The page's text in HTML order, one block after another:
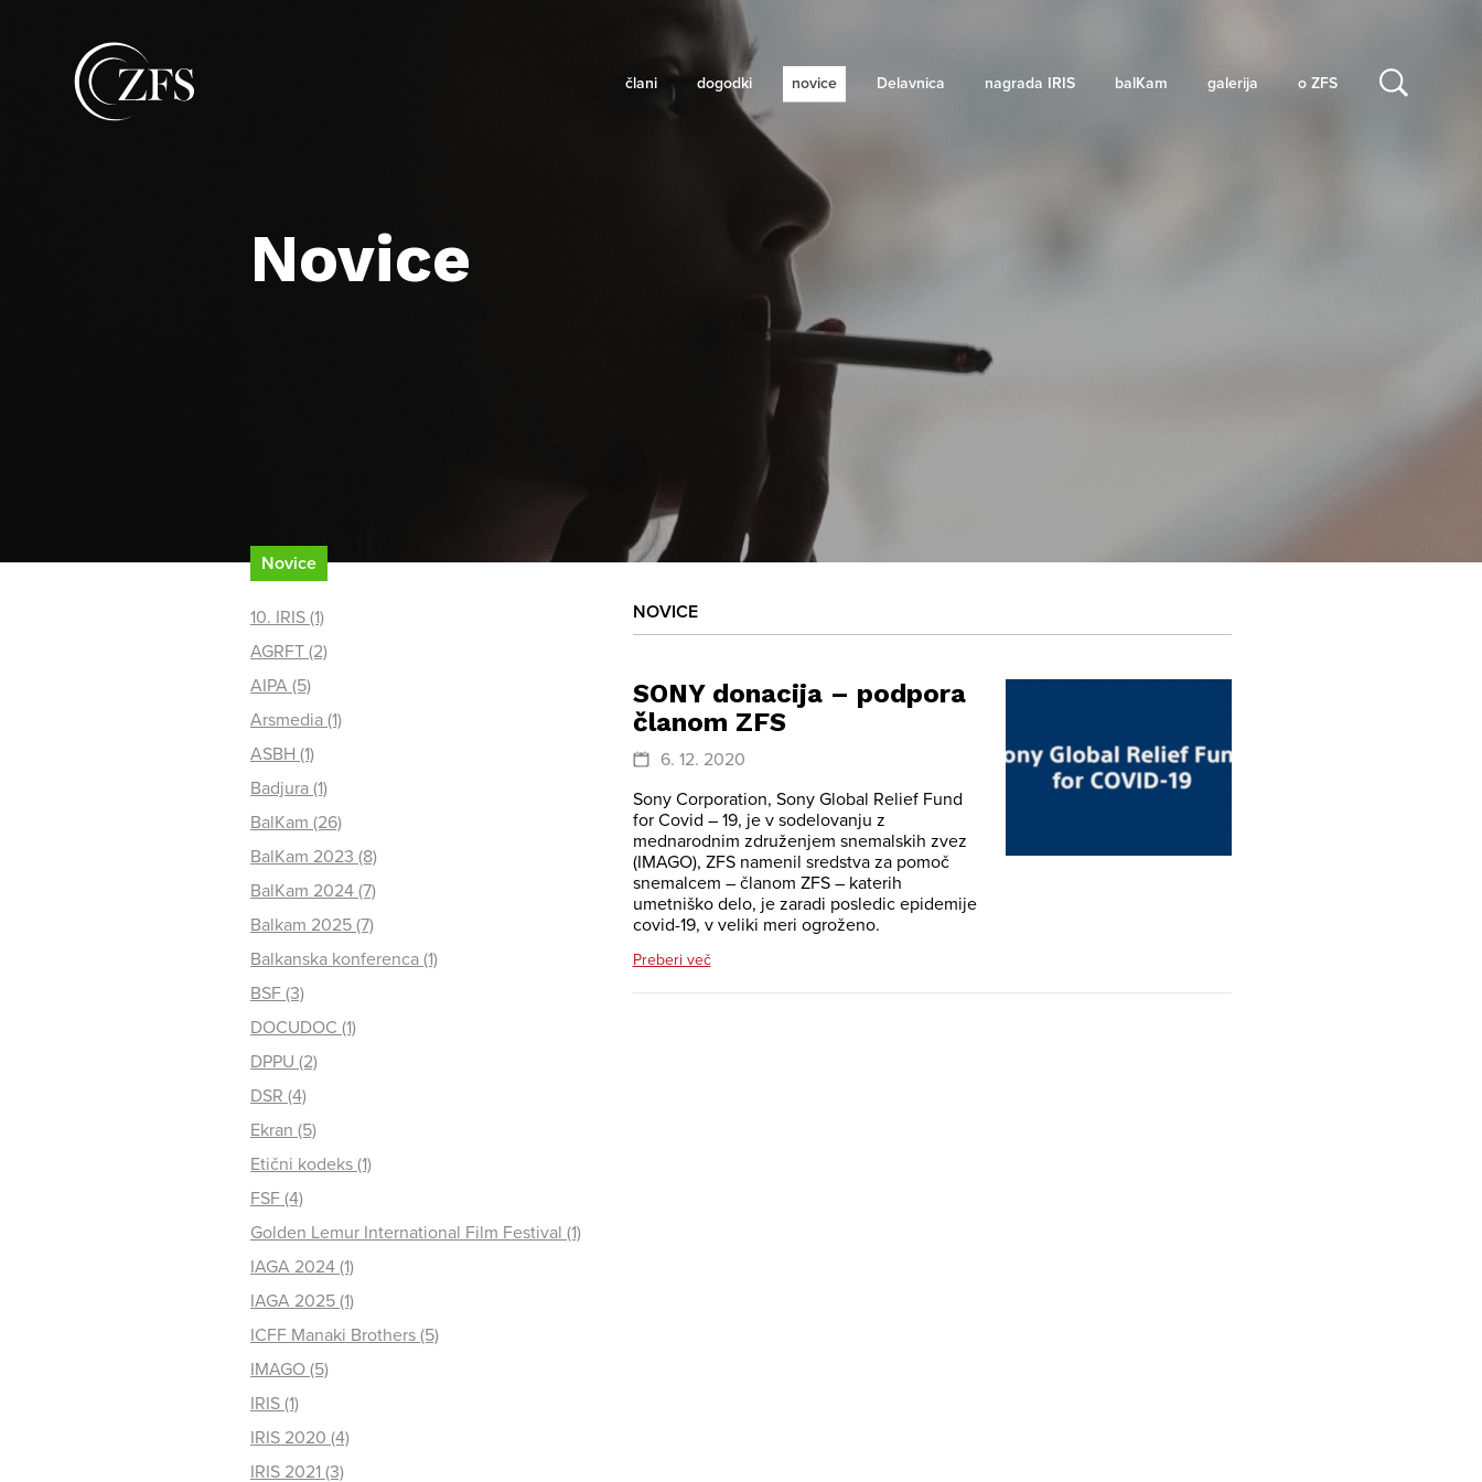
člani dogodki novice Delavnica nagrada IRIS balKam galerija o ZFS
Novice
Novice
10. IRIS (1)
AGRFT (2)
AIPA (5)
Arsmedia (1)
ASBH (1)
Badjura (1)
BalKam (26)
BalKam 2023 (8)
BalKam 2024 (7)
Balkam 2025 (7)
Balkanska konferenca (1)
BSF (3)
DOCUDOC (1)
DPPU (2)
DSR (4)
Ekran (5)
Etični kodeks (1)
FSF (4)
Golden Lemur International Film Festival (1)
IAGA 2024 (1)
IAGA 2025 (1)
ICFF Manaki Brothers (5)
IMAGO (5)
IRIS (1)
IRIS 2020 (4)
IRIS 2021 (3)
NOVICE
SONY donacija – podpora
članom ZFS
6. 12. 2020
Sony Corporation, Sony Global Relief Fund
for Covid – 19, je v sodelovanju z
mednarodnim združenjem snemalskih zvez
(IMAGO), ZFS namenil sredstva za pomoč
snemalcem – članom ZFS – katerih
umetniško delo, je zaradi posledic epidemije
covid-19, v veliki meri ogroženo.
Preberi več